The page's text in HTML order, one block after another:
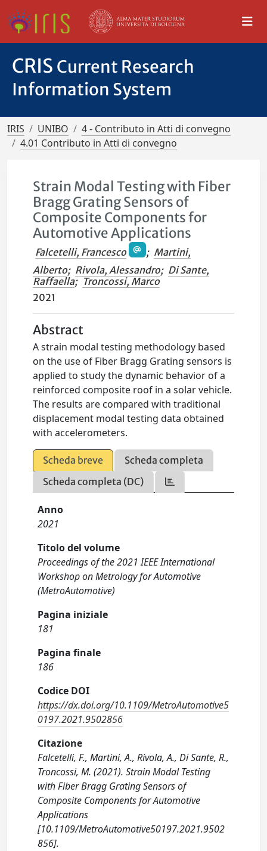
CRIS Current Research
Information System
IRIS UNIBO
4 - Contributo in Atti di convegno
4.01 Contributo in Atti di convegno
Strain Modal Testing with Fiber
Bragg Grating Sensors of
Composite Components for
Automotive Applications
Falcetelli, Francesco ; Martini,
Alberto; Rivola, Alessandro; Di Sante,
Raffaella; Troncossi, Marco
2021
Abstract
A strain modal testing methodology based
on the use of Fiber Bragg Grating sensors is
applied to study the dynamic behavior of a
reinforced composite roof in a solar vehicle.
The results are compared with traditional
displacement modal testing data obtained
with accelerometers.
Scheda breve
Scheda completa
Scheda completa (DC)
Anno
2021
Titolo del volume
Proceedings of the 2021 IEEE International
Workshop on Metrology for Automotive
(MetroAutomotive)
Pagina iniziale
181
Pagina finale
186
Codice DOI
https://dx.doi.org/10.1109/MetroAutomotive5
0197.2021.9502856
Citazione
Falcetelli, F., Martini, A., Rivola, A., Di Sante, R.,
Troncossi, M. (2021). Strain Modal Testing
with Fiber Bragg Grating Sensors of
Composite Components for Automotive
Applications
[10.1109/MetroAutomotive50197.2021.9502
856].